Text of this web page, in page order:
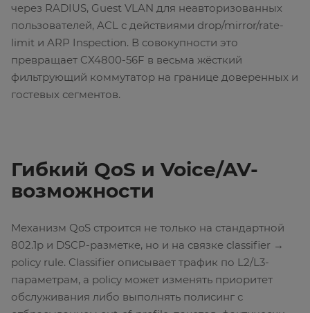
через RADIUS, Guest VLAN для неавторизованных
пользователей, ACL с действиями drop/mirror/rate-
limit и ARP Inspection. В совокупности это
превращает CX4800-56F в весьма жёсткий
фильтрующий коммутатор на границе доверенных и
гостевых сегментов.
Гибкий QoS и Voice/AV-
возможности
Механизм QoS строится не только на стандартной
802.1p и DSCP-разметке, но и на связке classifier →
policy rule. Classifier описывает трафик по L2/L3-
параметрам, а policy может изменять приоритет
обслуживания либо выполнять полисинг с